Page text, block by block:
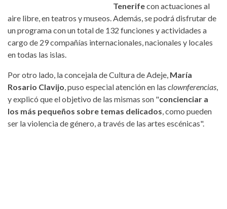
Tenerifecon actuaciones al
aire libre, en teatros y museos. Además, se podrá disfrutar de
un programa con un total de 132 funciones y actividades a
cargo de 29 compañías internacionales, nacionales y locales
en todas las islas.
Por otro lado, la concejala de Cultura de Adeje, María
Rosario Clavijo, puso especial atención en las clownferencias,
y explicó que el objetivo de las mismas son "concienciar a
los más pequeños sobre temas delicados, como pueden
ser la violencia de género, a través de las artes escénicas".